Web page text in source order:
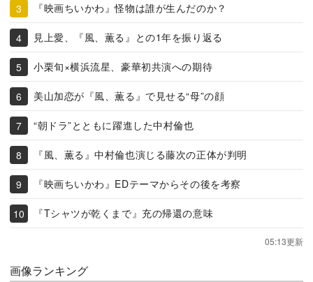
『映画ちいかわ』怪物は誰が生んだのか？
見上愛、『風、薫る』との1年を振り返る
小栗旬×横浜流星、豪華初共演への期待
美山加恋が『風、薫る』で見せる“母”の顔
“朝ドラ”とともに躍進した中村倫也
『風、薫る』中村倫也演じる藤次の正体が判明
『映画ちいかわ』EDテーマからその後を考察
『Tシャツが乾くまで』充の帰還の意味
05:13更新
画像ランキング